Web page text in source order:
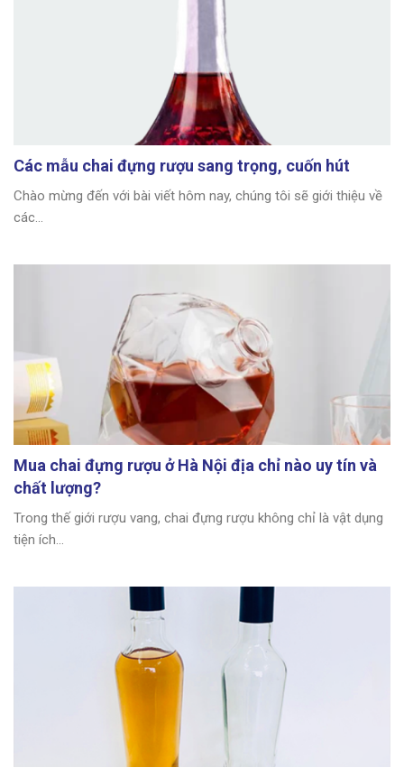
Các mẫu chai đựng rượu sang trọng, cuốn hút
Chào mừng đến với bài viết hôm nay, chúng tôi sẽ giới thiệu về
các...
Mua chai đựng rượu ở Hà Nội địa chỉ nào uy tín và
chất lượng?
Trong thế giới rượu vang, chai đựng rượu không chỉ là vật dụng
tiện ích...